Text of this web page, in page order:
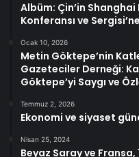
Albüm: Çin’in Shanghai
Konferansı ve
Ocak 10, 2026
Metin Göktepe’nin
Gazeteciler Derneği:
Göktepe’yi Saygı ve
Temmuz 2, 2026
Ekonomi ve siyaset
Nisan 25, 2024
Beyaz Saray ve Fransa,